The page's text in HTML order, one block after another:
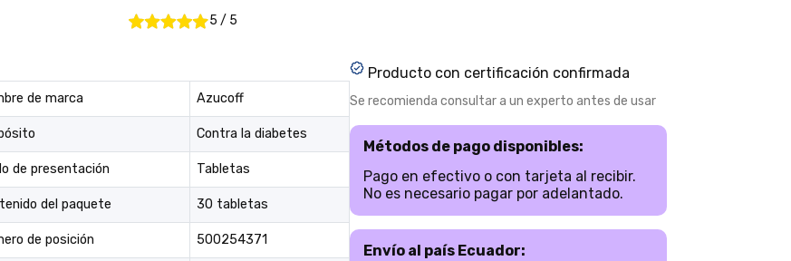
5 / 5
de marca Azucoff
Contra la diabetes
de presentación Tabletas
del paquete 30 tabletas
de posición 500254371
Producto con certificación confirmada
Se recomienda consultar a un experto antes de usar
Métodos de pago disponibles:
Pago en efectivo o con tarjeta al recibir.
No es necesario pagar por adelantado.
Envío al país Ecuador: